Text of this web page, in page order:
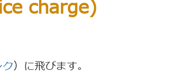
charge)
）に飛びます。